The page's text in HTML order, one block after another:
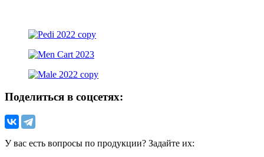
Поделиться в соцсетях:
У вас есть вопросы по продукции? Задайте их: